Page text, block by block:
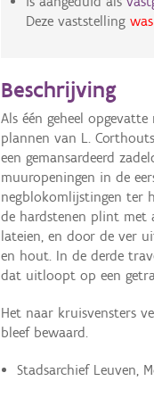
Deze vaststelling
Beschrijving
Als één geheel
plannen van L.
een gemansardeerd
muuropeningen in de
negblokomlijstingen ter
de hardstenen plint met
lateien, en door de ver
en hout. In de derde
dat uitloopt op een
Het naar kruisvensters
bleef bewaard.
Stadsarchief Leuven,